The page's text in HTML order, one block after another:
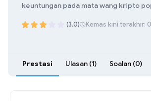
keuntungan pada mata wang kripto
(3.0) Kemas kini terakhir:
Prestasi Ulasan (1) Soalan (0)